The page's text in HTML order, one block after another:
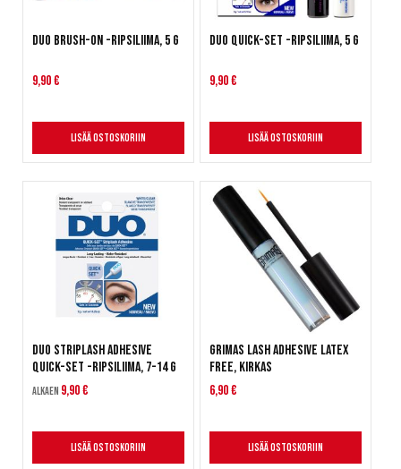
DUO Brush-On -ripsiliima, 5 g
9,90 €
Lisää ostoskoriin
DUO Quick-Set -ripsiliima, 5 g
9,90 €
Lisää ostoskoriin
DUO Striplash Adhesive
Quick-set -ripsiliima, 7-14 g
Alkaen 9,90 €
Lisää ostoskoriin
Grimas Lash Adhesive Latex
Free, kirkas
6,90 €
Lisää ostoskoriin